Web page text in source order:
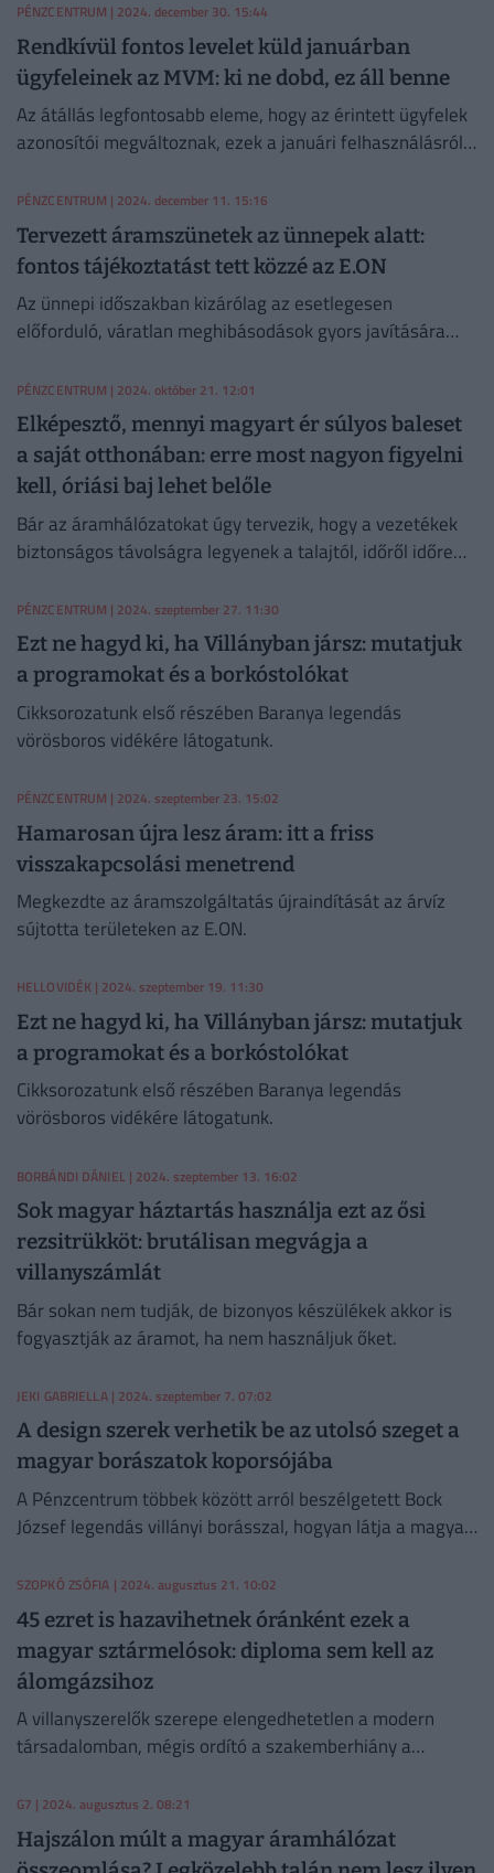
PÉNZCENTRUM | 2024. december 30. 15:44
Rendkívül fontos levelet küld januárban
ügyfeleinek az MVM: ki ne dobd, ez áll benne
Az átállás legfontosabb eleme, hogy az érintett ügyfelek
azonosítói megváltoznak, ezek a januári felhasználásról
PÉNZCENTRUM | 2024. december 11. 15:16
Tervezett áramszünetek az ünnepek alatt:
fontos tájékoztatást tett közzé az E.ON
Az ünnepi időszakban kizárólag az esetlegesen
előforduló, váratlan meghibásodások gyors javítására
hálózatfejlesztési munkát.
PÉNZCENTRUM | 2024. október 21. 12:01
Elképesztő, mennyi magyart ér súlyos baleset
a saját otthonában: erre most nagyon figyelni
kell, óriási baj lehet belőle
Bár az áramhálózatokat úgy tervezik, hogy a vezetékek
biztonságos távolságra legyenek a talajtól, időről időre
PÉNZCENTRUM | 2024. szeptember 27. 11:30
Ezt ne hagyd ki, ha Villányban jársz: mutatjuk
a programokat és a borkóstolókat
Cikksorozatunk első részében Baranya legendás
vörösboros vidékére látogatunk.
PÉNZCENTRUM | 2024. szeptember 23. 15:02
Hamarosan újra lesz áram: itt a friss
visszakapcsolási menetrend
Megkezdte az áramszolgáltatás újraindítását az árvíz
sújtotta területeken az E.ON.
HELLOVIDÉK | 2024. szeptember 19. 11:30
Ezt ne hagyd ki, ha Villányban jársz: mutatjuk
a programokat és a borkóstolókat
Cikksorozatunk első részében Baranya legendás
vörösboros vidékére látogatunk.
BORBÁNDI DÁNIEL| 2024. szeptember 13. 16:02
Sok magyar háztartás használja ezt az ősi
rezsitrükköt: brutálisan megvágja a
villanyszámlát
Bár sokan nem tudják, de bizonyos készülékek akkor is
fogyasztják az áramot, ha nem használjuk őket.
JEKI GABRIELLA| 2024. szeptember 7. 07:02
A design szerek verhetik be az utolsó szeget a
magyar borászatok koporsójába
A Pénzcentrum többek között arról beszélgetett Bock
József legendás villányi borásszal, hogyan látja a magyar
SZOPKÓ ZSÓFIA | 2024. augusztus 21. 10:02
45 ezret is hazavihetnek óránként ezek a
magyar sztármelósok: diploma sem kell az
álomgázsihoz
A villanyszerelők szerepe elengedhetetlen a modern
társadalomban, mégis ordító a szakemberhiány a
G7 | 2024. augusztus 2. 08:21
Hajszálon múlt a magyar áramhálózat